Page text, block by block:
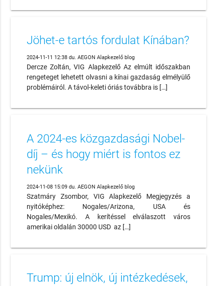
Jöhet-e tartós fordulat Kínában?
2024-11-11 12:38 du. AEGON Alapkezelő blog
Dercze Zoltán, VIG Alapkezelő Az elmúlt időszakban
rengeteget lehetett olvasni a kínai gazdaság elmélyülő
problémáiról. A távol-keleti óriás továbbra is […]
A 2024-es közgazdasági Nobel-
díj – és hogy miért is fontos ez
nekünk
2024-11-08 15:09 du. AEGON Alapkezelő blog
Szatmáry Zsombor, VIG Alapkezelő Megjegyzés a
nyitóképhez: Nogales/Arizona, USA és
Nogales/Mexikó. A kerítéssel elválaszott város
amerikai oldalán 30000 USD az […]
Trump: új elnök, új intézkedések,